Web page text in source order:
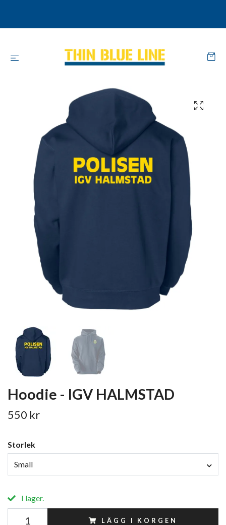
Hoodie - IGV HALMSTAD
550 kr
Storlek
Small
I lager.
LÄGG I KORGEN